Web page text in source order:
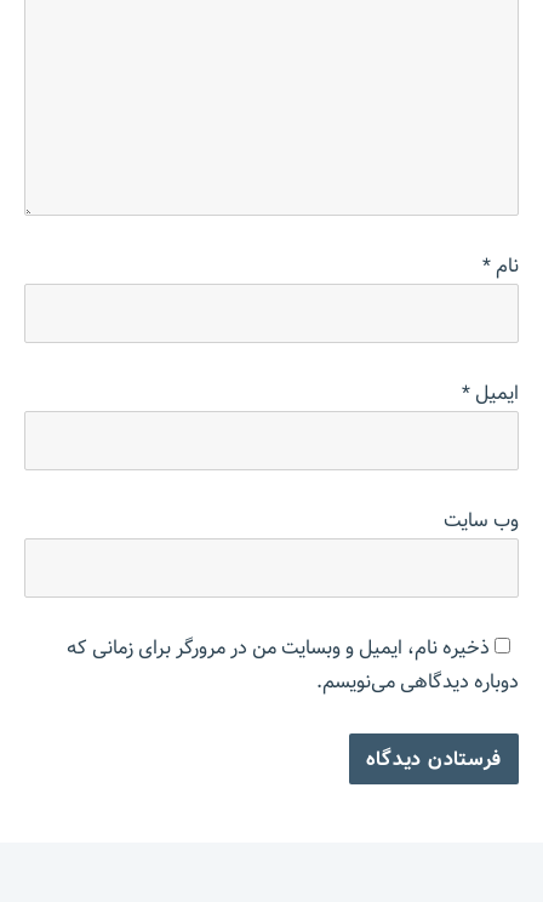
نام*
ایمیل*
وب‌ سایت
ذخیره نام، ایمیل و وبسایت من در مرورگر برای زمانی که
دوباره دیدگاهی می‌نویسم.